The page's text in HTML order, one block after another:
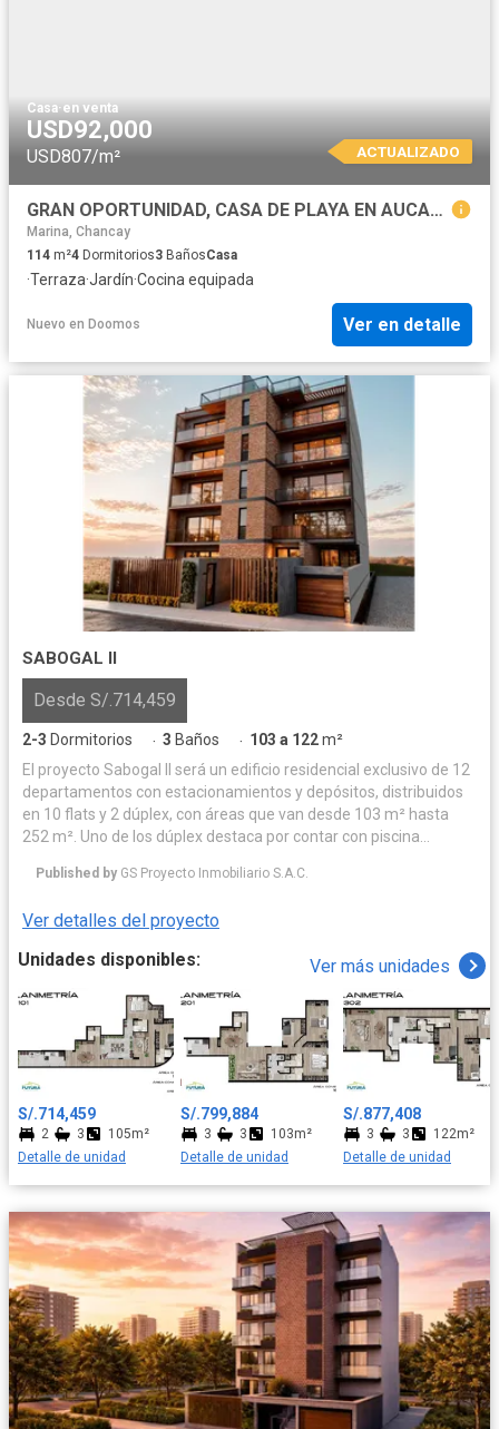
Casa·en venta
USD92,000
USD807/m² ACTUALIZADO
GRAN OPORTUNIDAD, CASA DE PLAYA EN AUCALLAMA, HUARAL, TOTALMENTE AMAOBLADA, PRECIO NEGOCIABLE!
Marina, Chancay
114 m²4 Dormitorios3 BañosCasa
·Terraza·Jardín·Cocina equipada
Nuevo en Doomos Ver en detalle
SABOGAL II
Desde S/.714,459
2-3 Dormitorios · 3 Baños · 103 a 122m²
El proyecto Sabogal II será un edificio residencial exclusivo de 12
departamentos con estacionamientos y depósitos, distribuidos
en 10 flats y 2 dúplex, con áreas que van desde 103 m² hasta
252 m². Uno de los dúplex destaca por contar con piscina
segundo ofrece una amplia terraza con parrilla, ideal para el
Published by GS Proyecto Inmobiliario S.A.C.
Ver detalles del proyecto
Unidades disponibles:
Ver más unidades
S/.714,459
2 3
105m²
Detalle de unidad
S/.799,884
3 3
103m²
Detalle de unidad
S/.877,408
3 3
122m²
Detalle de unidad